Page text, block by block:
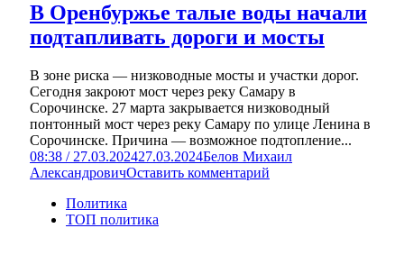
В Оренбуржье талые воды начали
подтапливать дороги и мосты
В зоне риска — низководные мосты и участки дорог.
Сегодня закроют мост через реку Самару в
Сорочинске. 27 марта закрывается низководный
понтонный мост через реку Самару по улице Ленина в
Сорочинске. Причина — возможное подтопление...
08:38 / 27.03.202427.03.2024Белов Михаил
АлександровичОставить комментарий
Политика
ТОП политика